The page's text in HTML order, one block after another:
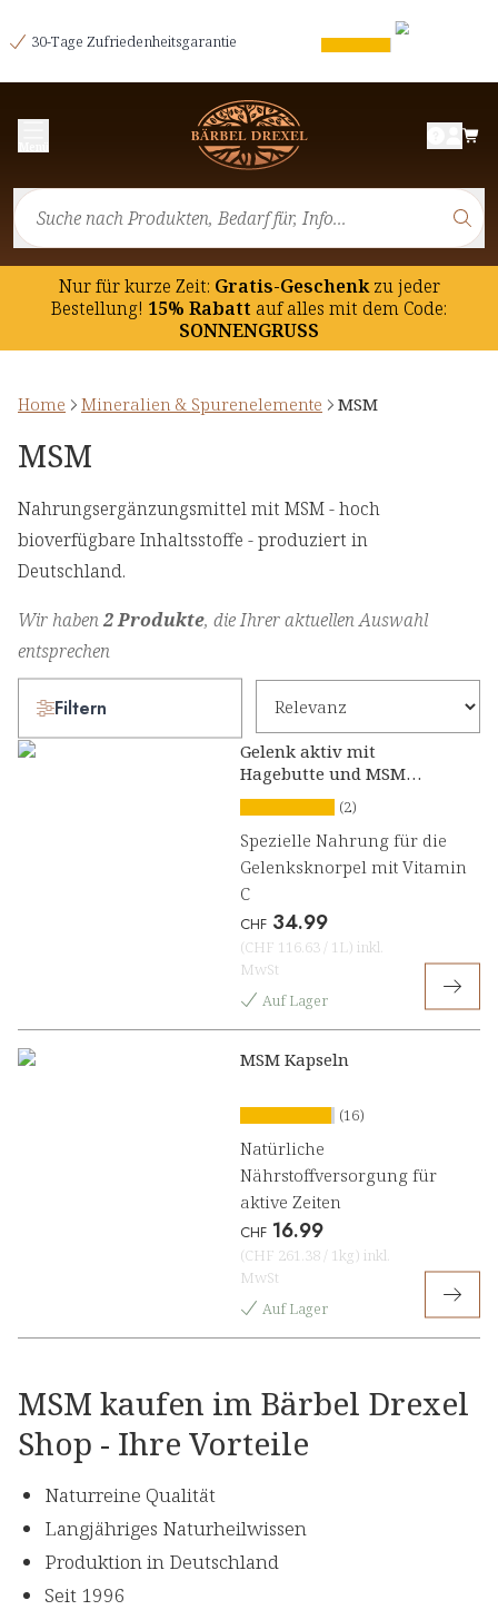
30-Tage Zufriedenheitsgarantie
Nur für kurze Zeit: Gratis-Geschenkzu jeder
Bestellung! 15% Rabatt auf alles mit dem Code:
SONNENGRUSS
Home Mineralien & Spurenelemente MSM
MSM
Nahrungsergänzungsmittel mit MSM - hoch
bioverfügbare Inhaltsstoffe - produziert in
Deutschland.
Wir haben2 Produkte, die Ihrer aktuellen Auswahl
entsprechen
Filtern
Gelenk aktiv mit
Hagebutte und MSM
Konzentrat (2)
Spezielle Nahrung für die
Gelenksknorpel mit Vitamin
C
CHF 34.99
(CHF 116.63 / 1L) inkl.
MwSt
Auf Lager
MSM Kapseln
(16)
Natürliche
Nährstoffversorgung für
aktive Zeiten
CHF 16.99
(CHF 261.38 / 1kg) inkl.
MwSt
Auf Lager
MSM kaufen im Bärbel Drexel
Shop - Ihre Vorteile
Naturreine Qualität
Langjähriges Naturheilwissen
Produktion in Deutschland
Seit 1996